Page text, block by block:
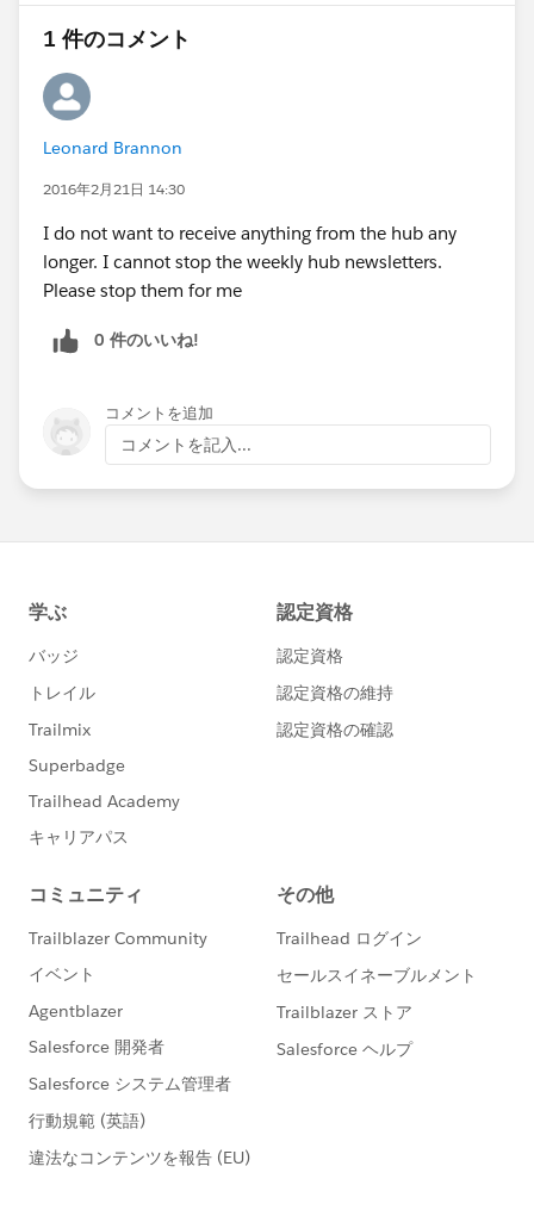
1 件のコメント
Leonard Brannon
2016年2月21日 14:30
I do not want to receive anything from the hub any
longer. I cannot stop the weekly hub newsletters.
Please stop them for me
0 件のいいね!
コメントを追加
コメントを記入...